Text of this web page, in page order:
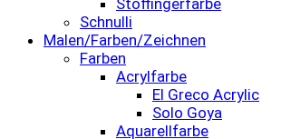
Schnulli
Malen/Farben/Zeichnen
Farben
Acrylfarbe
El Greco Acrylic
Solo Goya
Aquarellfarbe